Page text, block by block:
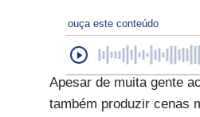
ouça este conteúdo
Apesar de muita gente
também produzir cenas